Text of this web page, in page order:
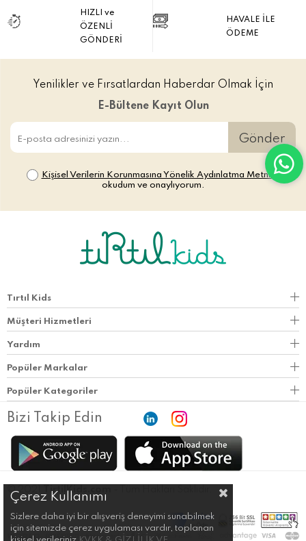
HIZLI ve
ÖZENLİ
GÖNDERİ
HAVALE İLE
ÖDEME
Yenilikler ve Fırsatlardan Haberdar Olmak İçin
E-Bültene Kayıt Olun
Gönder
Kişisel Verilerin Korunmasına Yönelik Aydınlatma Metni’ni
okudum ve onaylıyorum.
Tırtıl Kids
Müşteri Hizmetleri
Yardım
Popüler Markalar
Popüler Kategoriler
Bizi Takip Edin
© 2021 TirtilKids.com
Çerez Kullanımı
Sizlere daha iyi bir alışveriş deneyimi sunabilmek
için sitemizde çerez uygulaması vardır, toplanan